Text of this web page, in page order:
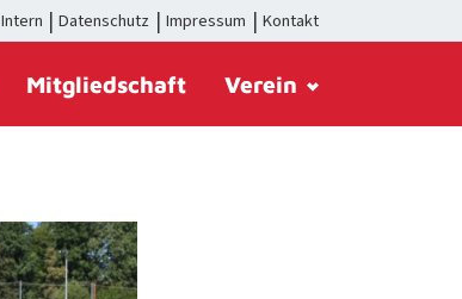
Intern Datenschutz Impressum Kontakt
Mitgliedschaft Verein